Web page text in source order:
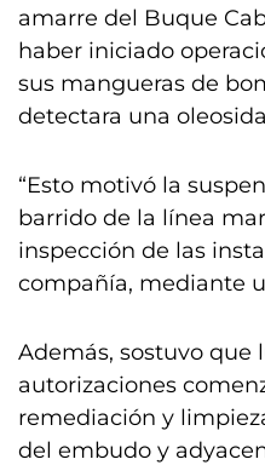
amarre del Buque
haber iniciado
sus mangueras de
detectara una
“Esto motivó la
barrido de la línea
inspección de las
compañía, mediante
Además, sostuvo que
autorizaciones
remediación y
del embudo y